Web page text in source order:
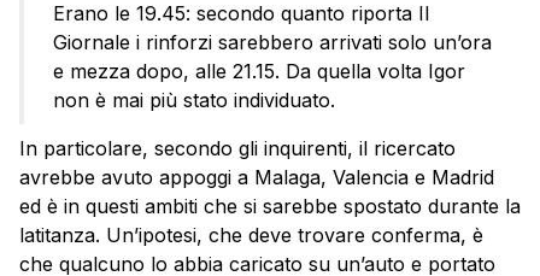
Erano le 19.45: secondo quanto riporta Il
Giornale i rinforzi sarebbero arrivati solo un’ora
e mezza dopo, alle 21.15. Da quella volta Igor
non è mai più stato individuato.
In particolare, secondo gli inquirenti, il ricercato
avrebbe avuto appoggi a Malaga, Valencia e Madrid
ed è in questi ambiti che si sarebbe spostato durante la
latitanza. Un’ipotesi, che deve trovare conferma, è
che qualcuno lo abbia caricato su un’auto e portato